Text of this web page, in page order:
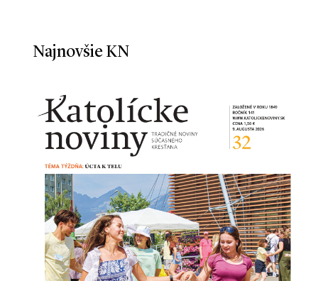
Najnovšie KN